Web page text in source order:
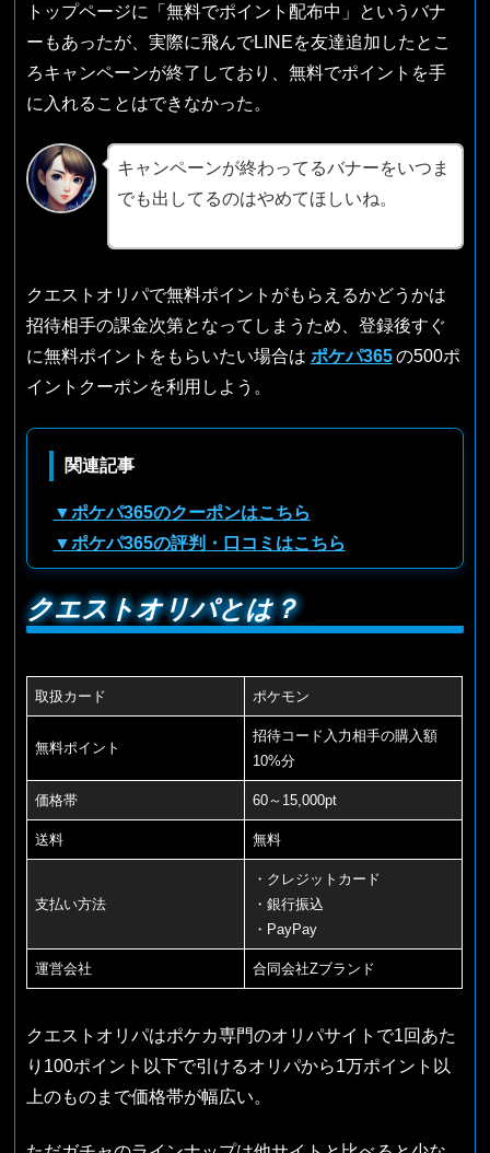
トップページに「無料でポイント配布中」というバナ
ーもあったが、実際に飛んでLINEを友達追加したとこ
ろキャンペーンが終了しており、無料でポイントを手
に入れることはできなかった。
キャンペーンが終わってるバナーをいつま
でも出してるのはやめてほしいね。
クエストオリパで無料ポイントがもらえるかどうかは
招待相手の課金次第となってしまうため、登録後すぐ
に無料ポイントをもらいたい場合は ポケパ365の500ポ
イントクーポンを利用しよう。
関連記事
▼ポケパ365のクーポンはこちら
▼ポケパ365の評判・口コミはこちら
クエストオリパとは？
取扱カード ポケモン
無料ポイント
招待コード入力相手の購入額
10%分
価格帯 60～15,000pt
送料 無料
支払い方法
・クレジットカード
・銀行振込
・PayPay
運営会社 合同会社Zブランド
クエストオリパはポケカ専門のオリパサイトで1回あた
り100ポイント以下で引けるオリパから1万ポイント以
上のものまで価格帯が幅広い。